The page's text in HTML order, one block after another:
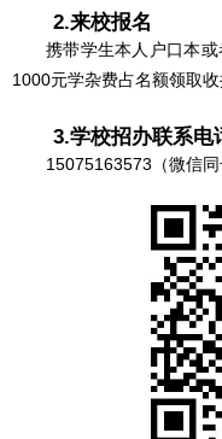
2.来校报名
携带学生本人户口本
1000元学杂费占名额领取收
3.学校招办联系电
15075163573（微信